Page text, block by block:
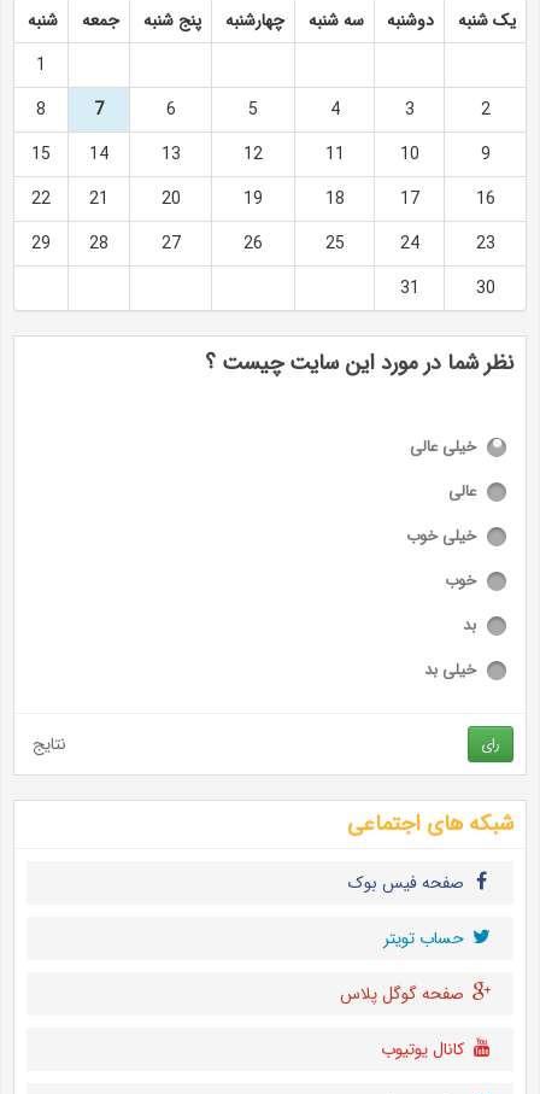
یک شنبه دوشنبه سه شنبه چهارشنبه پنج شنبه جمعه
شنبه
1
2
3
4
5
6
7
8
9
10
11
12
13
14
15
16
17
18
19
20
21
22
23
24
25
26
27
28
29
30
31
نظر شما در مورد این سایت چیست ؟
خیلی عالی
عالی
خیلی خوب
خوب
بد
خیلی بد
رای نتایج
شبکه های اجتماعی
صفحه فیس بوک
حساب تويتر
صفحه گوگل پلاس
کانال یوتیوب